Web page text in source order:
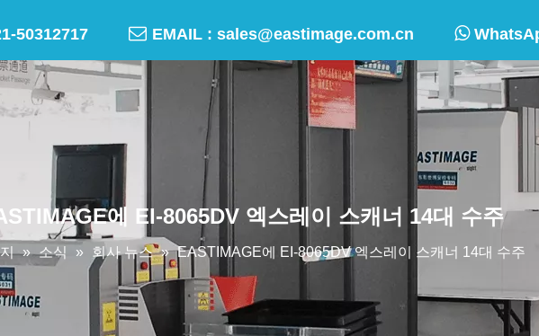
21-50312717  EMAIL : sales@eastimage.com.cn 
에 EI-8065DV 엑스레이 스캐너 14대 수주
» 소식 » 회사 뉴스 » EASTIMAGE에 EI-8065DV 엑스레이 스캐너 14대 수주